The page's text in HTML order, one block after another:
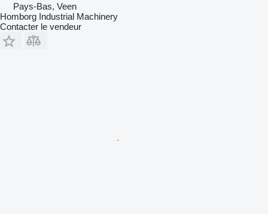
Pays-Bas, Veen
Homborg Industrial Machinery
Contacter le vendeur